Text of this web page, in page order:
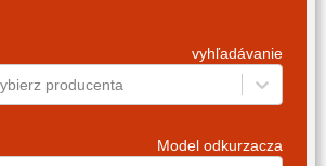
vyhľadávanie
producenta
Model odkurzacza